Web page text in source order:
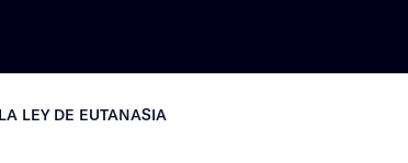
LEY DE EUTANASIA